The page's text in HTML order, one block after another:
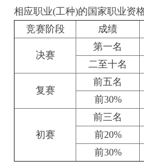
相应职业(工种)的国家职业资
竞赛阶段
成绩
决赛
第一名
二至十名
复赛
前五名
前30%
初赛
前三名
前20%
前30%